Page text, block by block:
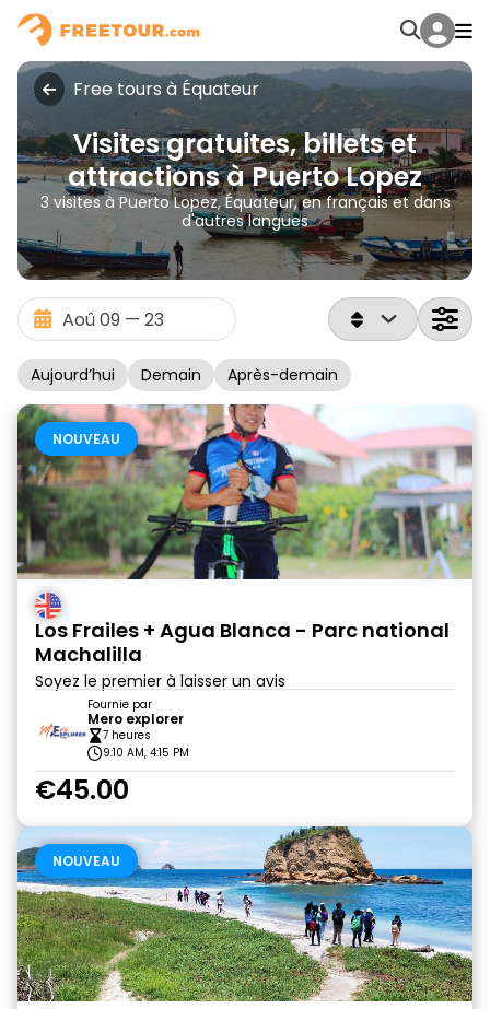
Free tours à Équateur
Visites gratuites, billets et
attractions à Puerto Lopez
3 visites à Puerto Lopez, Équateur, en français et dans
d'autres langues
Aujourd’hui Demain Après-demain
NOUVEAU
Los Frailes + Agua Blanca - Parc national
Machalilla
Soyez le premier à laisser un avis
Fournie par
Mero explorer
7 heures
9:10 AM, 4:15 PM
€45.00
NOUVEAU